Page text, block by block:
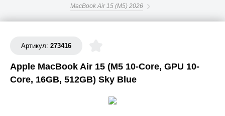
+7 495 960-31-54
+7 800 500-31-47
MacBook Air 15 (M5) 2026
Артикул: 273416
Apple MacBook Air 15 (M5 10-Core, GPU 10-
Core, 16GB, 512GB) Sky Blue